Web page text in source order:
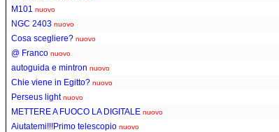
M101 nuovo
NGC 2403 nuovo
Cosa scegliere? nuovo
@ Franco nuovo
autoguida e mintron nuovo
Chie viene in Egitto? nuovo
Perseus light nuovo
METTERE A FUOCO LA DIGITALE nuovo
Aiutatemi!!!Primo telescopio nuovo